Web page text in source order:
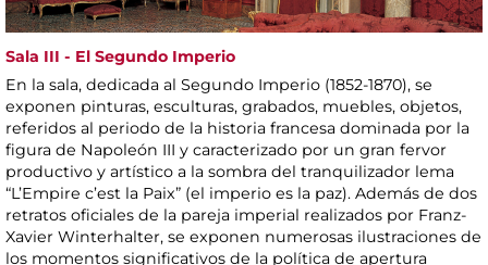
Sala III - El Segundo Imperio
En la sala, dedicada al Segundo Imperio (1852-1870), se
exponen pinturas, esculturas, grabados, muebles, objetos,
referidos al periodo de la historia francesa dominada por la
figura de Napoleón III y caracterizado por un gran fervor
productivo y artístico a la sombra del tranquilizador lema
“L’Empire c’est la Paix” (el imperio es la paz). Además de dos
retratos oficiales de la pareja imperial realizados por Franz-
Xavier Winterhalter, se exponen numerosas ilustraciones de
los momentos significativos de la política de apertura